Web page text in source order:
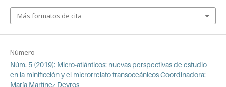
Número
Núm. 5 (2019): Micro-atlánticos: nuevas perspectivas de estudio
en la minificción y el microrrelato transoceánicos Coordinadora:
María Martínez Deyros
Más formatos de cita